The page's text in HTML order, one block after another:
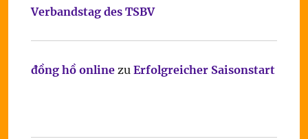
Verbandstag des TSBV
đồng hồ onlinezu Erfolgreicher Saisonstart